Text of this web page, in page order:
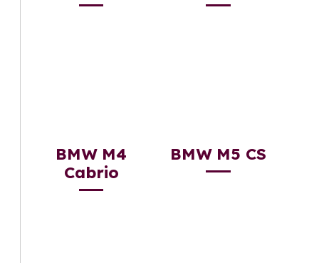
BMW M4
Cabrio
BMW M5 CS